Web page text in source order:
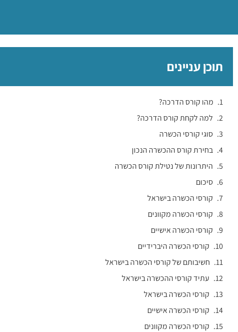
תוכן עניינים
מהו קורס הדרכה?
למה לקחת קורס הדרכה?
סוגי קורסי הכשרה
בחירת קורס ההכשרה הנכון
היתרונות של נטילת קורס הכשרה
סיכום
קורסי הכשרה בישראל
קורסי הכשרה מקוונים
קורסי הכשרה אישיים
קורסי הכשרה היברידיים
חשיבותם של קורסי הכשרה בישראל
עתיד קורסי ההכשרה בישראל
קורסי הכשרה בישראל
קורסי הכשרה אישיים
קורסי הכשרה מקוונים